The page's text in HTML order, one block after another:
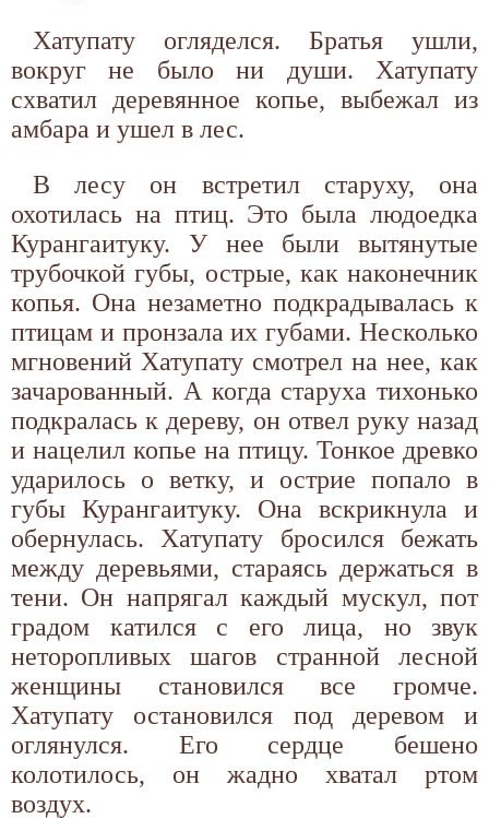
Хатупату огляделся. Братья ушли,
вокруг не было ни души. Хатупату
схватил деревянное копье, выбежал из
амбара и ушел в лес.
В лесу он встретил старуху, она
охотилась на птиц. Это была людоедка
Курангаитуку. У нее были вытянутые
трубочкой губы, острые, как наконечник
копья. Она незаметно подкрадывалась к
птицам и пронзала их губами. Несколько
мгновений Хатупату смотрел на нее, как
зачарованный. А когда старуха тихонько
подкралась к дереву, он отвел руку назад
и нацелил копье на птицу. Тонкое древко
ударилось о ветку, и острие попало в
губы Курангаитуку. Она вскрикнула и
обернулась. Хатупату бросился бежать
между деревьями, стараясь держаться в
тени. Он напрягал каждый мускул, пот
градом катился с его лица, но звук
неторопливых шагов странной лесной
женщины становился все громче.
Хатупату остановился под деревом и
оглянулся. Его сердце бешено
колотилось, он жадно хватал ртом
воздух.